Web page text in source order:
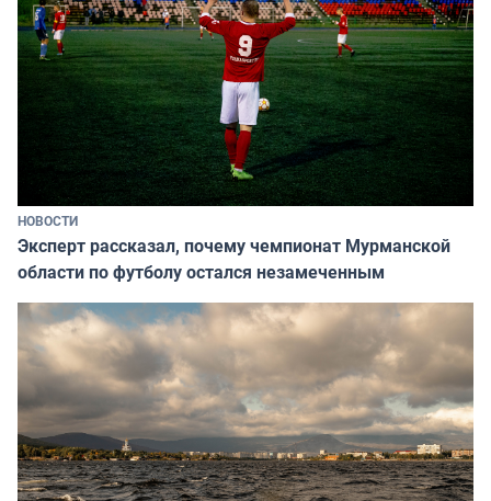
НОВОСТИ
Эксперт рассказал, почему чемпионат Мурманской
области по футболу остался незамеченным